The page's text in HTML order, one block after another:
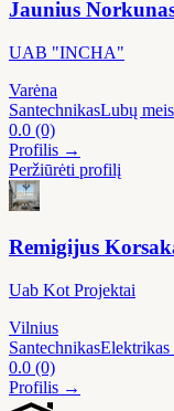
Jaunius
UAB "INCHA"
Varėna
SantechnikasLubų
0.0 (0)
Profilis →
Peržiūrėti profilį
Remigijus
Uab Kot Projektai
Vilnius
SantechnikasElektrikas
0.0 (0)
Profilis →